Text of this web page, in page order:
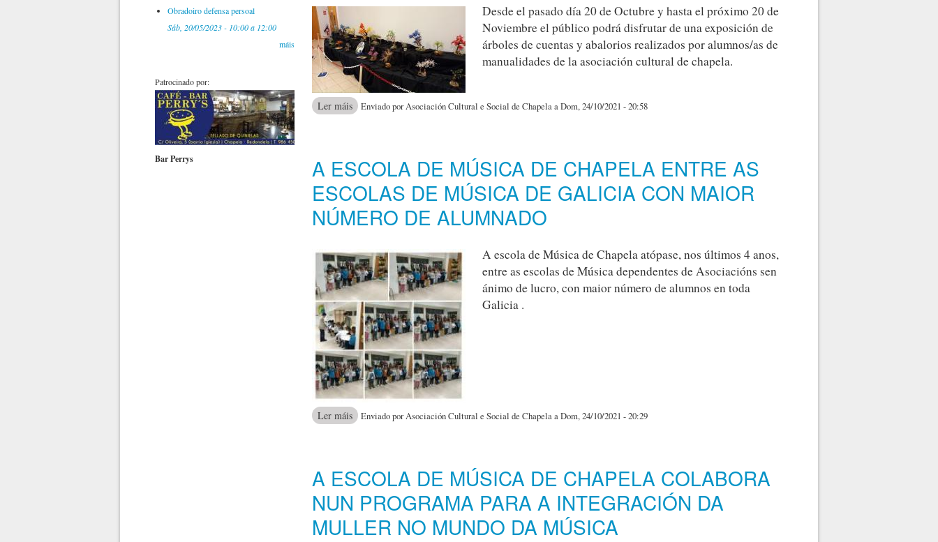
Obradoiro defensa persoal
Sáb, 20/05/2023 - 10:00a 12:00
máis
Patrocinado por:
Bar Perrys
Desde el pasado día 20 de Octubre y hasta el próximo 20 de
Noviembre el público podrá disfrutar de una exposición de
árboles de cuentas y abalorios realizados por alumnos/as de
manualidades de la asociación cultural de chapela.
Ler máis acerca de LA ASOCIACIÓN CULTURAL DE CHAPELA EXPONE EN EL MULTIUSOS DE LA PARROQUIA UNA COLECCIÓN DE
Enviado por Asociación Cultural e Social de Chapela a Dom, 24/10/2021 - 20:58
A ESCOLA DE MÚSICA DE CHAPELA ENTRE AS
ESCOLAS DE MÚSICA DE GALICIA CON MAIOR
NÚMERO DE ALUMNADO
A escola de Música de Chapela atópase, nos últimos 4 anos,
entre as escolas de Música dependentes de Asociacións sen
ánimo de lucro, con maior número de alumnos en toda
Galicia .
Ler máis acerca de A ESCOLA DE MÚSICA DE CHAPELA ENTRE AS ESCOLAS DE MÚSICA DE GALICIA CON MAIOR NÚMERO DE
Enviado por Asociación Cultural e Social de Chapela a Dom, 24/10/2021 - 20:29
A ESCOLA DE MÚSICA DE CHAPELA COLABORA
NUN PROGRAMA PARA A INTEGRACIÓN DA
MULLER NO MUNDO DA MÚSICA